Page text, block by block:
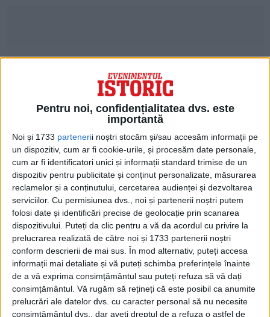
Pentru noi, confidențialitatea dvs. este
importantă
Noi și 1733 partenerii noștri stocăm și/sau accesăm informații pe
un dispozitiv, cum ar fi cookie-urile, și procesăm date personale,
cum ar fi identificatori unici și informații standard trimise de un
dispozitiv pentru publicitate și conținut personalizate, măsurarea
reclamelor și a conținutului, cercetarea audienței și dezvoltarea
serviciilor. Cu permisiunea dvs., noi și partenerii noștri putem
folosi date și identificări precise de geolocație prin scanarea
dispozitivului. Puteți da clic pentru a vă da acordul cu privire la
prelucrarea realizată de către noi și 1733 partenerii noștri
conform descrierii de mai sus. În mod alternativ, puteți accesa
informații mai detaliate și vă puteți schimba preferințele înainte
de a vă exprima consimțământul sau puteți refuza să vă dați
consimțământul. Vă rugăm să rețineți că este posibil ca anumite
prelucrări ale datelor dvs. cu caracter personal să nu necesite
consimțământul dvs., dar aveți dreptul de a refuza o astfel de
Primul sezon cuprinzând 12 pelicule, care
vor fi proiectate luna aceasta, debutează
cu „Luptând la Nord şi Sud”, din 1952, un
film despre războiul împotriva Japoniei.
Lista publicată de televiziunea naţională
mai include pelicula „Detaşamentul roşu de
femei”, din 1960.